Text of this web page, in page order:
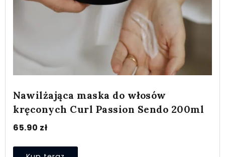
Nawilżająca maska do włosów
kręconych Curl Passion Sendo 200ml
65.90 zł